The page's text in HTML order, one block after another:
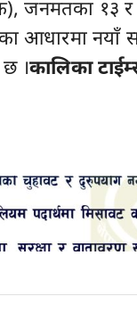
जनमतका १३
आधारमा नयाँ
।कालिका